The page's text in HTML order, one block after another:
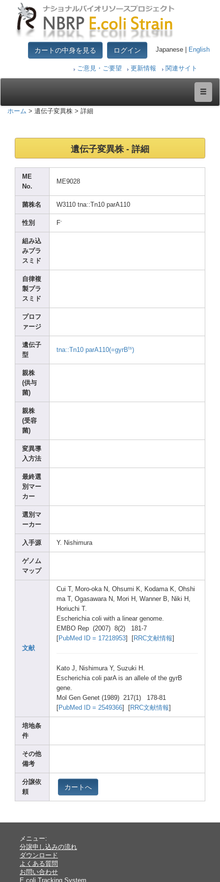
カートの中身を見る ログイン Japanese | English
ご意見・ご要望 更新情報 関連サイト
ホーム > 遺伝子変異株 > 詳細
遺伝子変異株 - 詳細
ME
No.
ME9028
菌株名 W3110 tna:: Tn10 parA110
性別 F-
組み込
みプラ
スミド
自律複
製プラ
スミド
プロフ
ァージ
遺伝子
型
tna:: Tn10 parA110(=gyrBts)
親株
(供与
菌)
親株
(受容
菌)
変異導
入方法
最終選
別マー
カー
選別マ
ーカー
入手源 Y. Nishimura
ゲノム
マップ
文献
Cui T, Moro-oka N, Ohsumi K, Kodama K, Ohshi
ma T, Ogasawara N, Mori H, Wanner B, Niki H,
Horiuchi T.
Escherichia coli with a linear genome.
EMBO Rep (2007) 8(2) 181-7
PubMed ID = 17218953 RRC文献情報
Kato J, Nishimura Y, Suzuki H.
Escherichia coli parA is an allel e of the gyrB
gene.
Mol Gen Genet (1989) 217(1) 178-81
PubMed ID = 2549366 RRC文献情報
培地条
件
その他
備考
分譲依
頼
カートへ
メニュー:
分譲申し込みの流れ
ダウンロード
よくある質問
お問い合わせ
E.coli Tracking System